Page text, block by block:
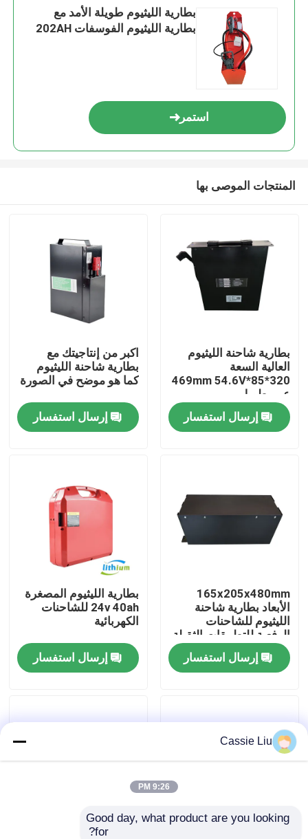
معلومات عنا
رقابة جودة
اطلب اقتباس
بطارية ليثيوم أيون رافعة شوكية كهربائية
بطارية الليثيوم طويلة الأمد مع
بطارية الليثيوم الفوسفات 202AH
استمر
المنتجات الموصى بها
بطارية شاحنة الليثيوم
العالية السعة
320*85*469mm 54.6V
عمر طويل
إرسال استفسار
اكبر من إنتاجيتك مع
بطارية شاحنة الليثيوم
كما هو موضح في الصورة
إرسال استفسار
165x205x480mm
الأبعاد بطارية شاحنة
الليثيوم للشاحنات
الرفعية للتطبيقات الثقيلة
إرسال استفسار
بطارية الليثيوم المصغرة
24v 40ah للشاحنات
الكهربائية
إرسال استفسار
بطارية شاحنة رفع
Cassie Liu
9:26 PM
Good day, what product are you looking
for?